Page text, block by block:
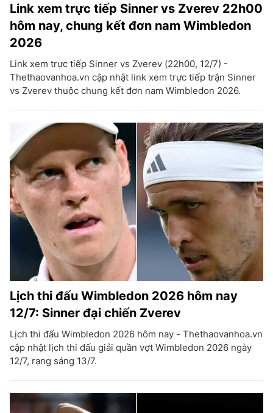
Link xem trực tiếp Sinner vs Zverev 22h00
hôm nay, chung kết đơn nam Wimbledon
2026
Link xem trực tiếp Sinner vs Zverev (22h00, 12/7) -
Thethaovanhoa.vn cập nhật link xem trực tiếp trận Sinner
vs Zverev thuộc chung kết đơn nam Wimbledon 2026.
Lịch thi đấu Wimbledon 2026 hôm nay
12/7: Sinner đại chiến Zverev
Lịch thi đấu Wimbledon 2026 hôm nay - Thethaovanhoa.vn
cập nhật lịch thi đấu giải quần vợt Wimbledon 2026 ngày
12/7, rạng sáng 13/7.